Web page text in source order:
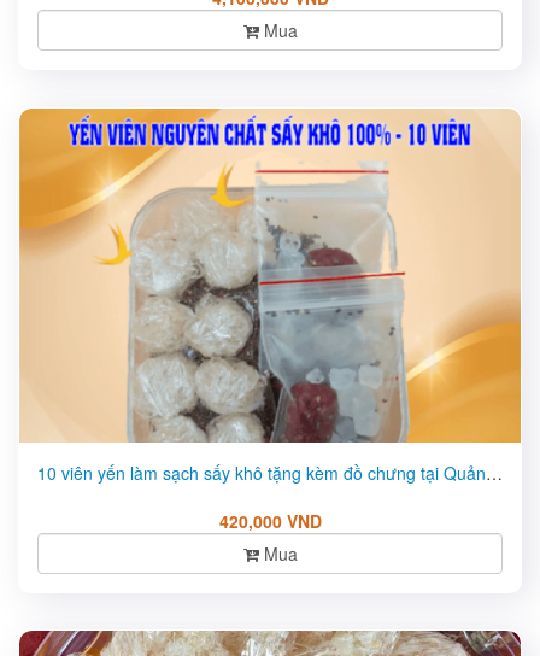
Mua
10 viên yến làm sạch sấy khô tặng kèm đồ chưng tại Quảng Nam ...
420,000 VND
Mua